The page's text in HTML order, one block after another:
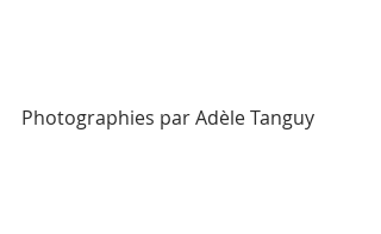
Photographies par Adèle Tanguy